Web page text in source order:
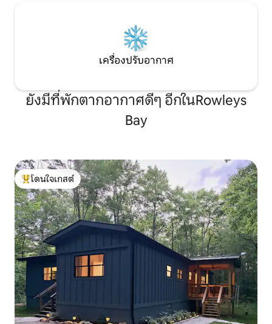
เครื่องปรับอากาศ
ยังมีที่พักตากอากาศดีๆ อีกในRowleys
Bay
โดนใจเกสต์ที่สุด
โดนใจเกสต์